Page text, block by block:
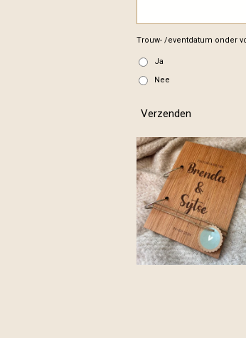
Trouw- /eventdatum onder
Ja
Nee
Verzenden